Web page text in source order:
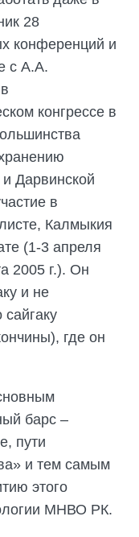
28
конференций и
с А.А.
конгрессе в
Дарвинской
в
Калмыкия
(1-3 апреля
2005 г.). Он
и не
где он
барс –
пути
и тем самым
этого
МНВО РК.